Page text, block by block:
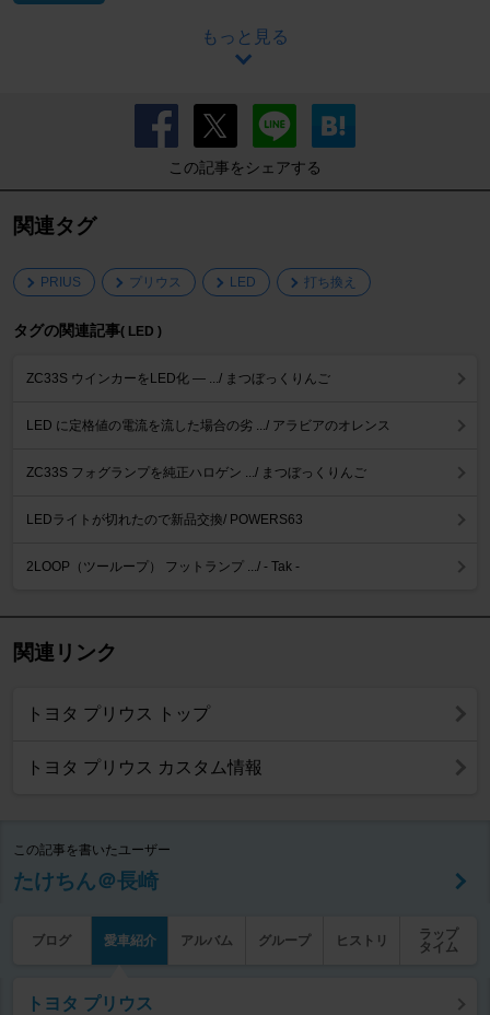
もっと見る
この記事をシェアする
関連タグ
PRIUS プリウス LED 打ち換え
タグの関連記事( LED )
ZC33S ウインカーをLED化 ― .../ まつぼっくりんご
LED に定格値の電流を流した場合の劣 .../ アラビアのオレンス
ZC33S フォグランプを純正ハロゲン .../ まつぼっくりんご
LEDライトが切れたので新品交換/ POWERS63
2LOOP（ツーループ） フットランプ .../ - Tak -
関連リンク
トヨタ プリウス トップ
トヨタ プリウス カスタム情報
この記事を書いたユーザー
たけちん＠長崎
ブログ 愛車紹介 アルバム グループ ヒストリ
ラップ
タイム
トヨタ プリウス